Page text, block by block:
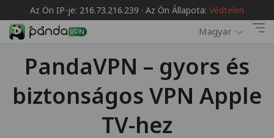
Az Ön IP-je: 216.73.216.239 · Az Ön Állapota: Védtelen
Magyar
PandaVPN – gyors és
biztonságos VPN Apple
TV-hez